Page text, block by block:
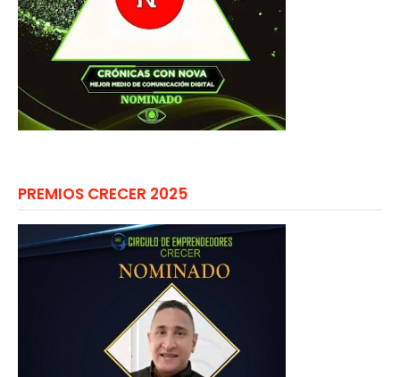
PREMIOS CRECER 2025